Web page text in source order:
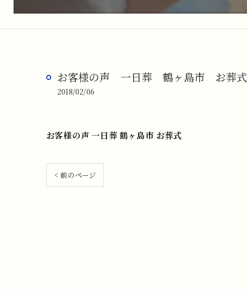
お客様の声 一日葬 鶴ヶ島市 お葬式
2018/02/06
お客様の声 一日葬 鶴ヶ島市 お葬式
< 前のページ